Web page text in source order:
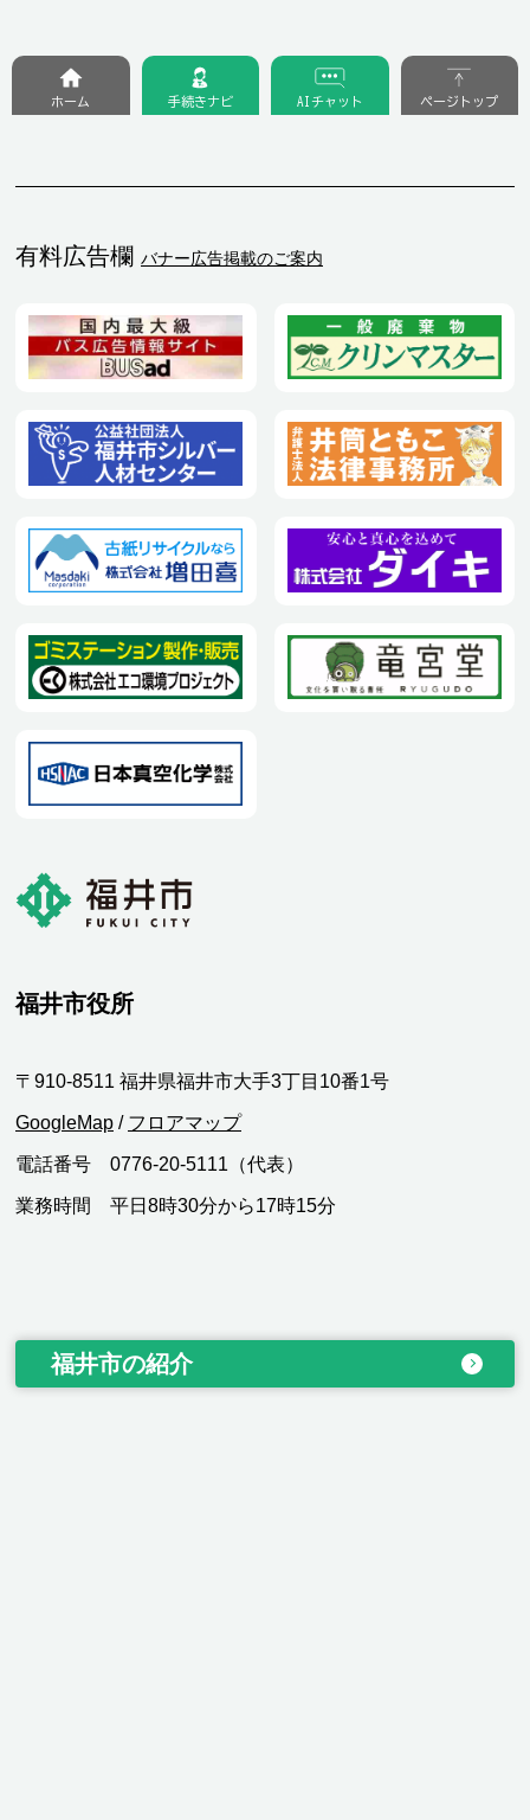
有料広告欄 バナー広告掲載のご案内
ホーム 手続きナビ AIチャット ページトップ
福井市役所
〒910-8511 福井県福井市大手3丁目10番1号
GoogleMap / フロアマップ
電話番号 0776-20-5111（代表）
業務時間 平日8時30分から17時15分
福井市の紹介